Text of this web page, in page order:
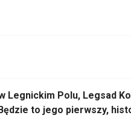
Legnickim Polu, Legsad
to jego pierwszy,